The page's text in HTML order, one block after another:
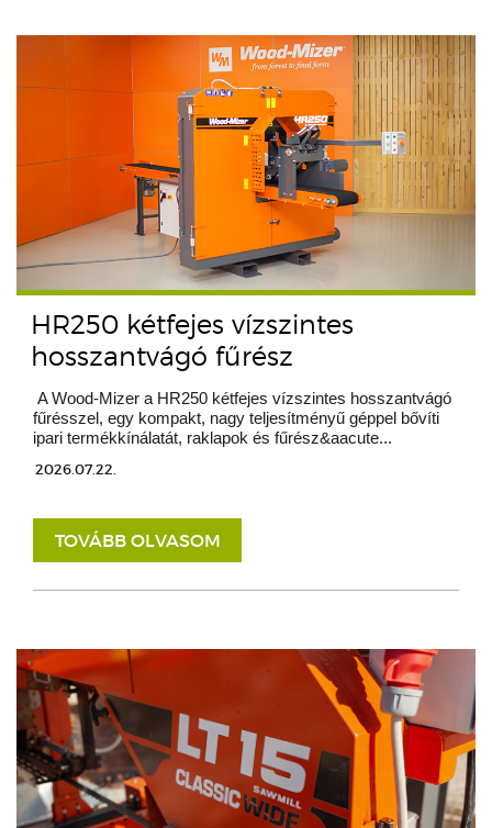
HR250 kétfejes vízszintes
hosszantvágó fűrész
A Wood-Mizer a HR250 kétfejes vízszintes hosszantvágó
fűrésszel, egy kompakt, nagy teljesítményű géppel bővíti
ipari termékkínálatát, raklapok és fűrész&aacute...
2026.07.22.
TOVÁBB OLVASOM